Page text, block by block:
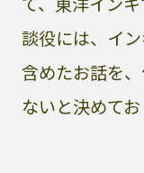
談役には、イ
含めたお話を
ないと決めてお